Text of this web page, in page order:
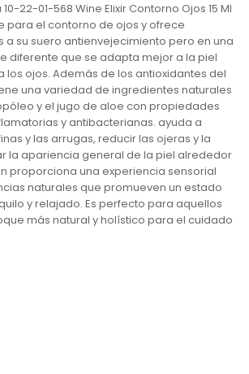
22-01-568 Wine Elixir Contorno Ojos 15 Ml
para el contorno de ojos y ofrece
a su suero antienvejecimiento pero en una
diferente que se adapta mejor a la piel
ojos. Además de los antioxidantes del
una variedad de ingredientes naturales
y el jugo de aloe con propiedades
y antibacterianas. ayuda a
y las arrugas, reducir las ojeras y la
la apariencia general de la piel alrededor
proporciona una experiencia sensorial
naturales que promueven un estado
y relajado. Es perfecto para aquellos
más natural y holístico para el cuidado